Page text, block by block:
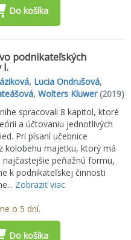
Do košíka
podnikateľských
I.
, Lucia Ondrušová,
,Wolters Kluwer(2019)
spracovali 8 kapitol, ktoré
a účtovaniu jednotlivých
Pri písaní učebnice
kolobehu majetku, ktorý má
najčastejšie peňažnú formu,
k podnikateľskej činnosti
Zobraziť viac
o 5 dní.
Do košíka